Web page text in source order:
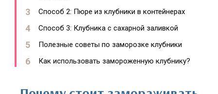
Способ 2: Пюре из клубники в контейнерах
Способ 3: Клубника с сахарной заливкой
Полезные советы по заморозке клубники
Как использовать замороженную клубнику?